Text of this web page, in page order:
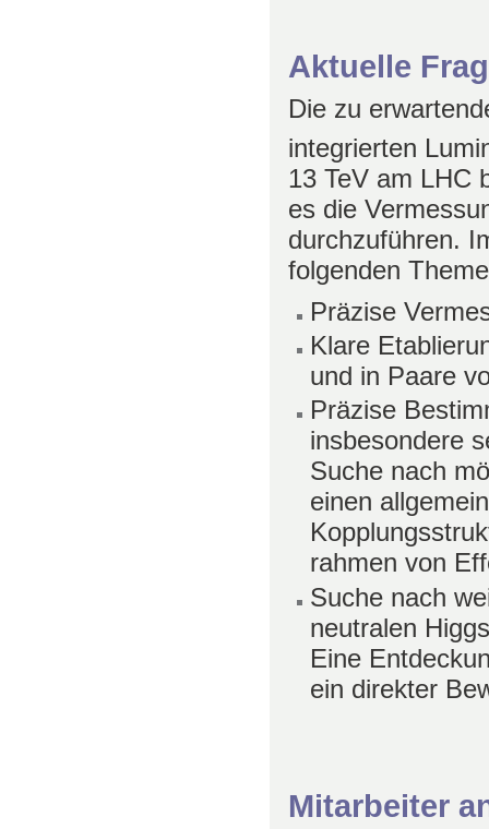
Aktuelle
Die zu
integrierten
13 TeV am LHC
es die
durchzuführen.
folgenden
Präzise
Klare
und in Paare
Präzise
insbesondere
Suche nach
einen
rahmen von
Suche nach
neutralen
Eine
ein direkter
Mitarbeiter